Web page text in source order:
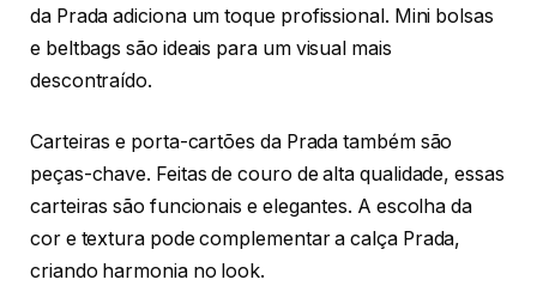
da Prada adiciona um toque profissional. Mini bolsas
e beltbags são ideais para um visual mais
descontraído.
Carteiras e porta-cartões da Prada também são
peças-chave. Feitas de couro de alta qualidade, essas
carteiras são funcionais e elegantes. A escolha da
cor e textura pode complementar a calça Prada,
criando harmonia no look.